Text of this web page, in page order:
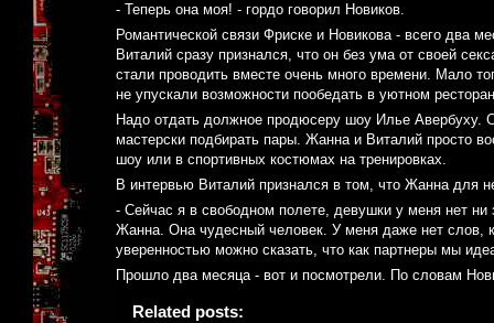
- Теперь она моя! - гордо говорил Новиков.
Романтической связи Фриске и Новикова - всего два
Виталий сразу признался, что он без ума от своей
стали проводить вместе очень много времени. Мало
не упускали возможности пообедать в уютном
Надо отдать должное продюсеру шоу Илье Авербуху.
мастерски подбирать пары. Жанна и Виталий просто
шоу или в спортивных костюмах на тренировках.
В интервью Виталий признался в том, что Жанна для
- Сейчас я в свободном полете, девушки у меня нет
Жанна. Она чудесный человек. У меня даже нет слов,
уверенностью можно сказать, что как партнеры мы
Прошло два месяца - вот и посмотрели. По словам
Related posts: